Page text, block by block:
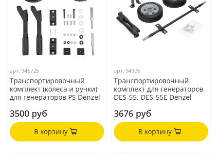
арт.946725
Транспортировочный
комплект (колеса и ручки)
для генераторов PS Denzel
3500 руб
В корзину
арт.94906
Транспортировочный
комплект для генераторов
DES-55, DES-55E Denzel
3676 руб
В корзину